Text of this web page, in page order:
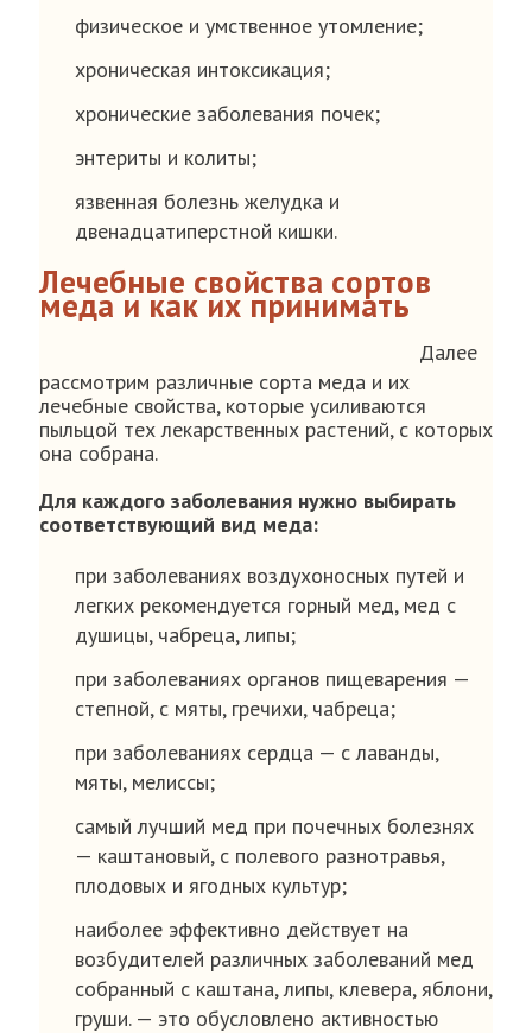
физическое и умственное утомление;
хроническая интоксикация;
хронические заболевания почек;
энтериты и колиты;
язвенная болезнь желудка и
двенадцатиперстной кишки.
Лечебные свойства сортов
меда и как их принимать
Далее
рассмотрим различные сорта меда и их
лечебные свойства, которые усиливаются
пыльцой тех лекарственных растений, с которых
она собрана.
Для каждого заболевания нужно выбирать
соответствующий вид меда:
при заболеваниях воздухоносных путей и
легких рекомендуется горный мед, мед с
душицы, чабреца, липы;
при заболеваниях органов пищеварения —
степной, с мяты, гречихи, чабреца;
при заболеваниях сердца — с лаванды,
мяты, мелиссы;
самый лучший мед при почечных болезнях
— каштановый, с полевого разнотравья,
плодовых и ягодных культур;
наиболее эффективно действует на
возбудителей различных заболеваний мед
собранный с каштана, липы, клевера, яблони,
груши. — это обусловлено активностью